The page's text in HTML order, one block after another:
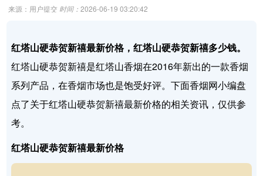
来源：用户提交 时间：2026-06-19 03:20:42
红塔山硬恭贺新禧最新价格，红塔山硬恭贺新禧多少钱。
红塔山硬恭贺新禧是红塔山香烟在2016年新出的一款香烟
系列产品，在香烟市场也是饱受好评。下面香烟网小编盘
点了关于红塔山硬恭贺新禧最新价格的相关资讯，仅供参
考。
红塔山硬恭贺新禧最新价格